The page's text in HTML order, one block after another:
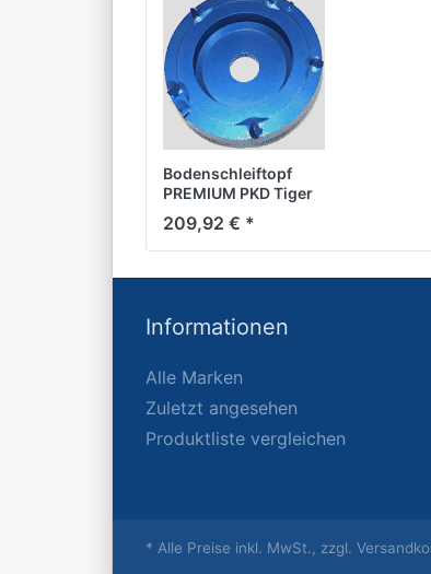
Bodenschleiftopf
PREMIUM PKD Tiger
110/22,2 mm
209,92 € *
Informationen
Alle Marken
Zuletzt angesehen
Produktliste vergleichen
* Alle Preise inkl. MwSt., zzgl.